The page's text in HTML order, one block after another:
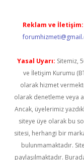
Reklam ve İletişim:
Yasal Uyarı: Sitemiz,
ve İletişim Kurumu
olarak hizmet
olarak denetleme veya
Ancak, üyelerimiz
siteye üye olarak bu
sitesi, herhangi bir
bulunmamaktadır.
paylaşılmaktadır.